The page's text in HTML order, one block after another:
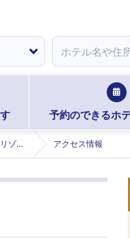
予約のできるホ
HOTEL COSTA RESORT 茅ケ崎（コスタリゾート） (コスタリゾートチガサキ) アクセス情報